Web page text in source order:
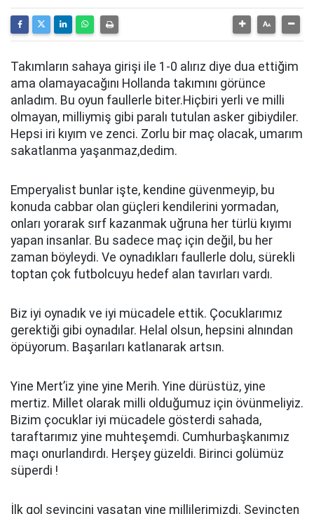
Takımların sahaya girişi ile 1-0 alırız diye dua ettiğim
ama olamayacağını Hollanda takımını görünce
anladım. Bu oyun faullerle biter.Hiçbiri yerli ve milli
olmayan, milliymiş gibi paralı tutulan asker gibiydiler.
Hepsi iri kıyım ve zenci. Zorlu bir maç olacak, umarım
sakatlanma yaşanmaz,dedim.
Emperyalist bunlar işte, kendine güvenmeyip, bu
konuda cabbar olan güçleri kendilerini yormadan,
onları yorarak sırf kazanmak uğruna her türlü kıyımı
yapan insanlar. Bu sadece maç için değil, bu her
zaman böyleydi. Ve oynadıkları faullerle dolu, sürekli
toptan çok futbolcuyu hedef alan tavırları vardı.
Biz iyi oynadık ve iyi mücadele ettik. Çocuklarımız
gerektiği gibi oynadılar. Helal olsun, hepsini alnından
öpüyorum. Başarıları katlanarak artsın.
Yine Mert’iz yine yine Merih. Yine dürüstüz, yine
mertiz. Millet olarak milli olduğumuz için övünmeliyiz.
Bizim çocuklar iyi mücadele gösterdi sahada,
taraftarımız yine muhteşemdi. Cumhurbaşkanımız
maçı onurlandırdı. Herşey güzeldi. Birinci golümüz
süperdi !
İlk gol sevincini yaşatan yine millilerimizdi. Sevinçten